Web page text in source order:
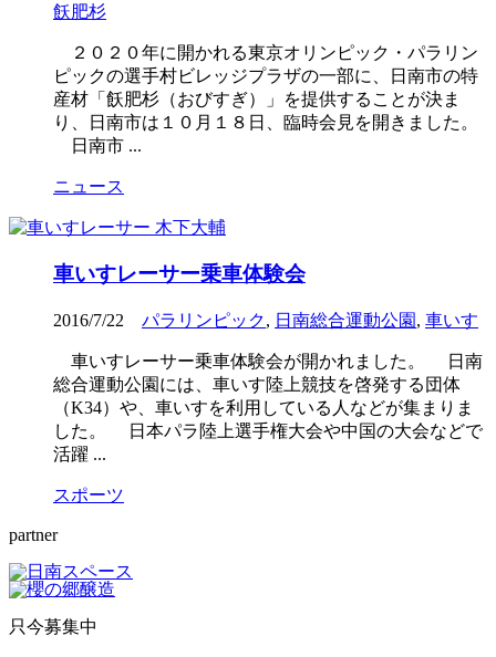
飫肥杉
２０２０年に開かれる東京オリンピック・パラリン
ピックの選手村ビレッジプラザの一部に、日南市の特
産材「飫肥杉（おびすぎ）」を提供することが決ま
り、日南市は１０月１８日、臨時会見を開きました。
日南市 ...
ニュース
車いすレーサー乗車体験会
2016/7/22 パラリンピック, 日南総合運動公園 , 車いす
車いすレーサー乗車体験会が開かれました。 日南
総合運動公園には、車いす陸上競技を啓発する団体
（K34）や、車いすを利用している人などが集まりま
した。 日本パラ陸上選手権大会や中国の大会などで
活躍 ...
スポーツ
partner
只今募集中